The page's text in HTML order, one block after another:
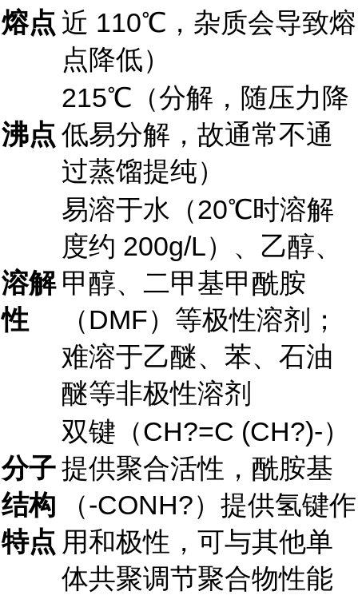
熔点 近 110℃，杂质会导致熔
点降低）
沸点
215℃（分解，随压力降
低易分解，故通常不通
过蒸馏提纯）
溶解
性
易溶于水（20℃时溶解
度约 200g/L）、乙醇、
甲醇、二甲基甲酰胺
（DMF）等极性溶剂；
难溶于乙醚、苯、石油
醚等非极性溶剂
分子
结构
特点
双键（CH?=C (CH?)-）
提供聚合活性，酰胺基
（-CONH?）提供氢键作
用和极性，可与其他单
体共聚调节聚合物性能